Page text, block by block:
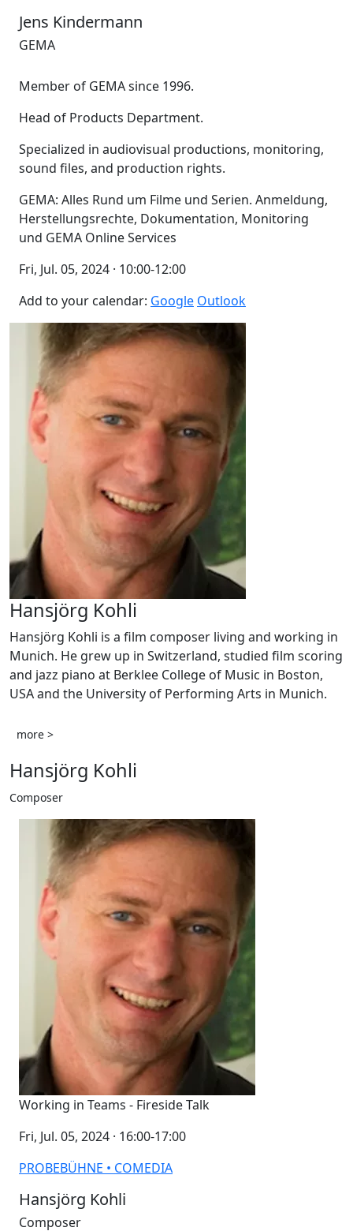
Jens Kindermann
GEMA
Member of GEMA since 1996.
Head of Products Department.
Specialized in audiovisual productions, monitoring,
sound files, and production rights.
GEMA: Alles Rund um Filme und Serien. Anmeldung,
Herstellungsrechte, Dokumentation, Monitoring
und GEMA Online Services
Fri, Jul. 05, 2024 · 10:00-12:00
Add to your calendar: Google Outlook
Hansjörg Kohli
Hansjörg Kohli is a film composer living and working in
Munich. He grew up in Switzerland, studied film scoring
and jazz piano at Berklee College of Music in Boston,
USA and the University of Performing Arts in Munich.
more >
Hansjörg Kohli
Composer
Working in Teams - Fireside Talk
Fri, Jul. 05, 2024 · 16:00-17:00
PROBEBÜHNE • COMEDIA
Hansjörg Kohli
Composer